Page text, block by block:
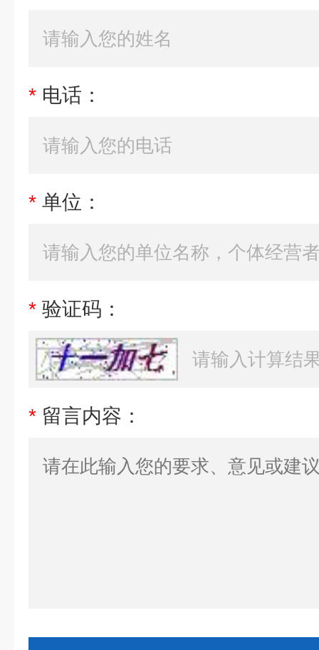
* 电话：
* 单位：
* 验证码：
* 留言内容：